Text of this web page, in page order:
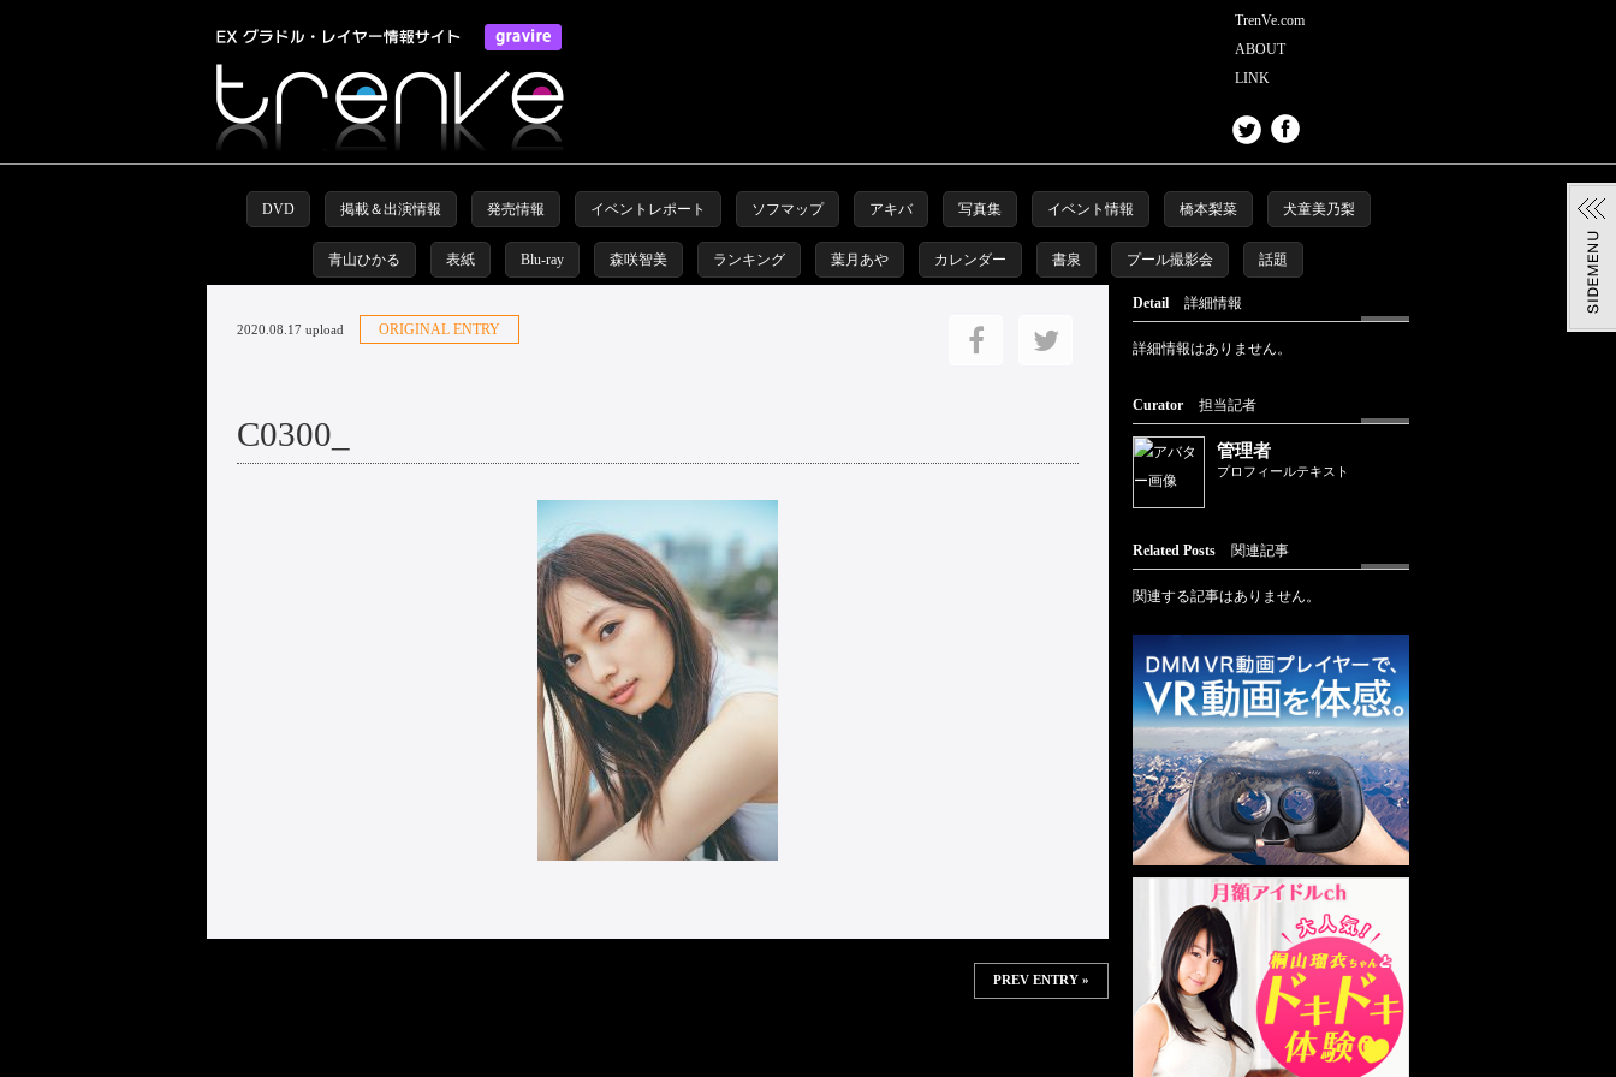
TrenVe.com
ABOUT
LINK
DVD 掲載＆出演情報 発売情報 イベントレポート ソフマップ アキバ 写真集 イベント情報 橋本梨菜 犬童美乃梨
青山ひかる 表紙 Blu-ray 森咲智美 ランキング 葉月あや カレンダー 書泉 プール撮影会 話題
2020.08.17 upload ORIGINAL ENTRY
C0300_
PREV ENTRY »
Detail 詳細情報
詳細情報はありません。
Curator 担当記者
管理者
プロフィールテキスト
Related Posts 関連記事
関連する記事はありません。